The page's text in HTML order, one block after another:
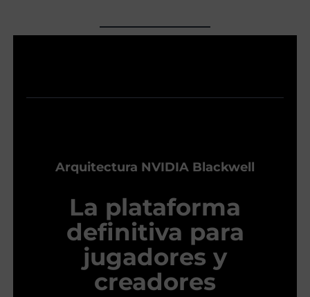
Arquitectura NVIDIA Blackwell
La plataforma
definitiva para
jugadores y
creadores